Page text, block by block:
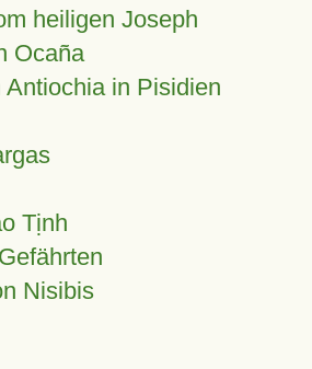
heiligen Joseph
Ocaña
Antiochia in Pisidien
Tịnh
Nisibis